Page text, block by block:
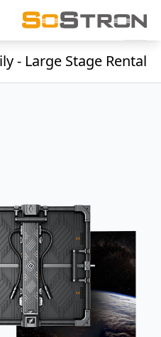
- Large Stage Rental